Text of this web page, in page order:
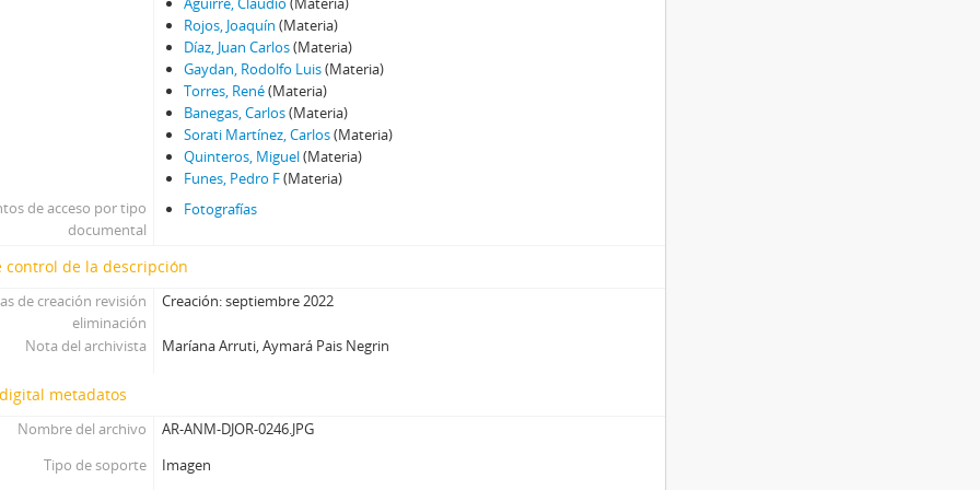
Rojos, Joaquín (Materia)
Díaz, Juan Carlos(Materia)
Gaydan, Rodolfo Luis(Materia)
Torres, René(Materia)
Banegas, Carlos(Materia)
Sorati Martínez, Carlos(Materia)
Quinteros, Miguel(Materia)
Funes, Pedro F(Materia)
de acceso por tipo
documental
Fotografías
control de la descripción
de creación revisión
eliminación
Creación: septiembre 2022
Nota del archivista Maríana Arruti, Aymará Pais Negrin
metadatos
Nombre del archivo
AR-ANM-DJOR-0246.JPG
Tipo de soporte
Imagen